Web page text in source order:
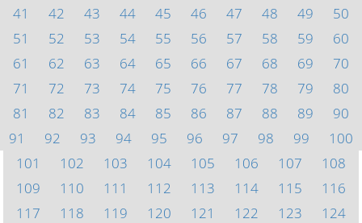
41
42 43 44 45 46 47 48 49
50
51
52 53 54 55 56 57 58 59
60
61
62 63 64 65 66 67 68 69
70
71
72 73 74 75 76 77 78 79
80
81
82 83 84 85 86 87 88 89
90
91
92 93 94 95 96 97 98 99
100
101
102 103 104 105 106 107
108
109
110 111 112 113 114 115
116
117
118 119 120 121 122 123
124